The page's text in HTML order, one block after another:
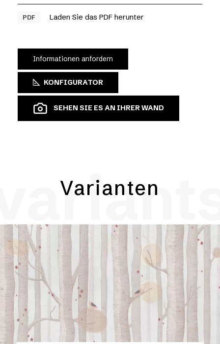
PDF Laden Sie das PDF herunter
Informationen anfordern
KONFIGURATOR
SEHEN SIE ES AN IHRER WAND
Varianten